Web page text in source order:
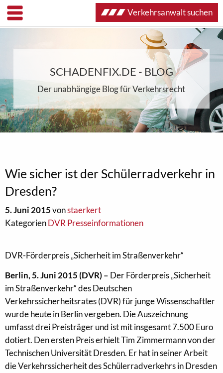
SCHADENFIX.DE - BLOG
Der unabhängige Blog für Verkehrsrecht
Wie sicher ist der Schülerradverkehr in
Dresden?
5. Juni 2015vonstaerkert
KategorienDVR Presseinformationen
DVR-Förderpreis „Sicherheit im Straßenverkehr“
Berlin, 5. Juni 2015 (DVR) – Der Förderpreis „Sicherheit
im Straßenverkehr“ des Deutschen
Verkehrssicherheitsrates (DVR) für junge Wissenschaftler
wurde heute in Berlin vergeben. Die Auszeichnung
umfasst drei Preisträger und ist mit insgesamt 7.500 Euro
dotiert. Den ersten Preis erhielt Tim Zimmermann von der
Technischen Universität Dresden. Er hat in seiner Arbeit
die Verkehrssicherheit des Schülerradverkehrs in Dresden
Verkehrsanwalt suchen